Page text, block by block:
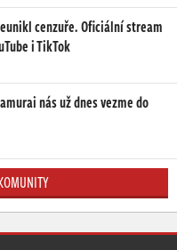
cenzuře. Oficiální stream
i TikTok
nás už dnes vezme do